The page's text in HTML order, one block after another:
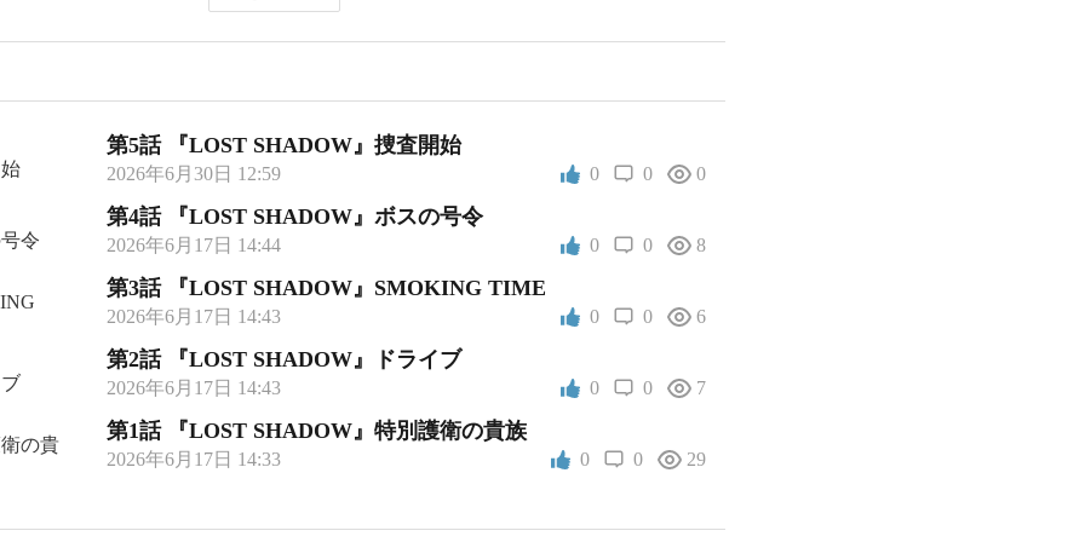
第5話 『LOST SHADOW』捜査開始
2026年6月30日 12:59 0 0 0
第4話 『LOST SHADOW』ボスの号令
2026年6月17日 14:44 0 0 8
第3話 『LOST SHADOW』SMOKING TIME
2026年6月17日 14:43 0 0 6
第2話 『LOST SHADOW』ドライブ
2026年6月17日 14:43 0 0 7
第1話 『LOST SHADOW』特別護衛の貴族
2026年6月17日 14:33 0 0 29